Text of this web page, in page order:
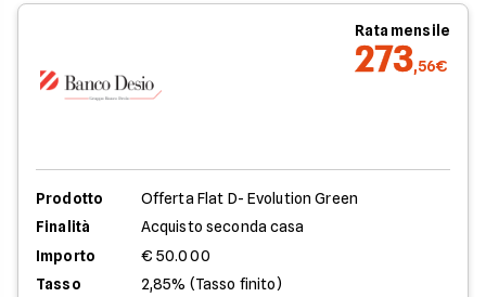
Rata mensile
273,56€
Prodotto
Offerta Flat D- Evolution Green
Finalità
Acquisto seconda casa
Importo
€ 50.000
Tasso
2,85% (Tasso finito)